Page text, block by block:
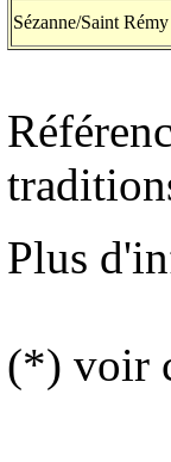
Sézanne/Saint
Plus
(*) voir